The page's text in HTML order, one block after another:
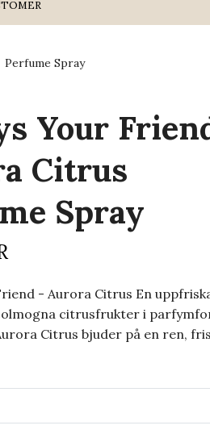
Spray
Your
Citrus
Spray
- Aurora Citrus En
citrusfrukter i
Citrus bjuder på en ren,